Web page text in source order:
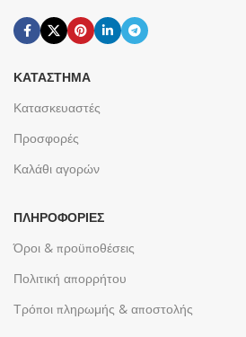
ΚΑΤΆΣΤΗΜΑ
Κατασκευαστές
Προσφορές
Καλάθι αγορών
ΠΛΗΡΟΦΟΡΊΕΣ
Όροι & προϋποθέσεις
Πολιτική απορρήτου
Τρόποι πληρωμής & αποστολής